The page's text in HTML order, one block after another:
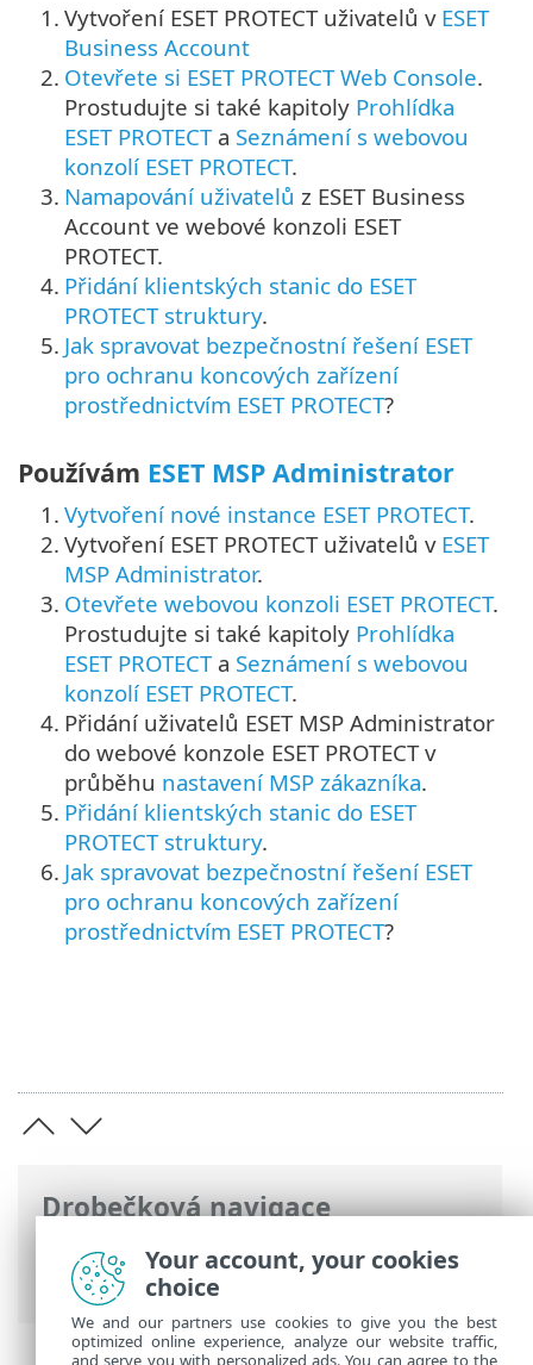
Drobečková navigace
ESET Online nápověda> ESET PROTECT>
Začínáme
1. Vytvoření ESET PROTECT uživatelů v ESET
Business Account
2. Otevřete si ESET PROTECT Web Console.
Prostudujte si také kapitoly Prohlídka
ESET PROTECTa Seznámení s webovou
konzolí ESET PROTECT.
3. Namapování uživatelů z ESET Business
Account ve webové konzoli ESET
PROTECT.
4. Přidání klientských stanic do ESET
PROTECT struktury.
5. Jak spravovat bezpečnostní řešení ESET
pro ochranu koncových zařízení
prostřednictvím ESET PROTECT?
Používám ESET MSP Administrator
1. Vytvoření nové instance ESET PROTECT.
2. Vytvoření ESET PROTECT uživatelů v ESET
MSP Administrator.
3. Otevřete webovou konzoli ESET PROTECT.
Prostudujte si také kapitoly Prohlídka
ESET PROTECTa Seznámení s webovou
konzolí ESET PROTECT.
4. Přidání uživatelů ESET MSP Administrator
do webové konzole ESET PROTECT v
průběhu nastavení MSP zákazníka.
5. Přidání klientských stanic do ESET
PROTECT struktury.
6. Jak spravovat bezpečnostní řešení ESET
pro ochranu koncových zařízení
prostřednictvím ESET PROTECT?
Your account, your cookies
choice
We and our partners use cookies to give you the best
optimized online experience, analyze our website traffic,
and serve you with personalized ads. You can agree to the